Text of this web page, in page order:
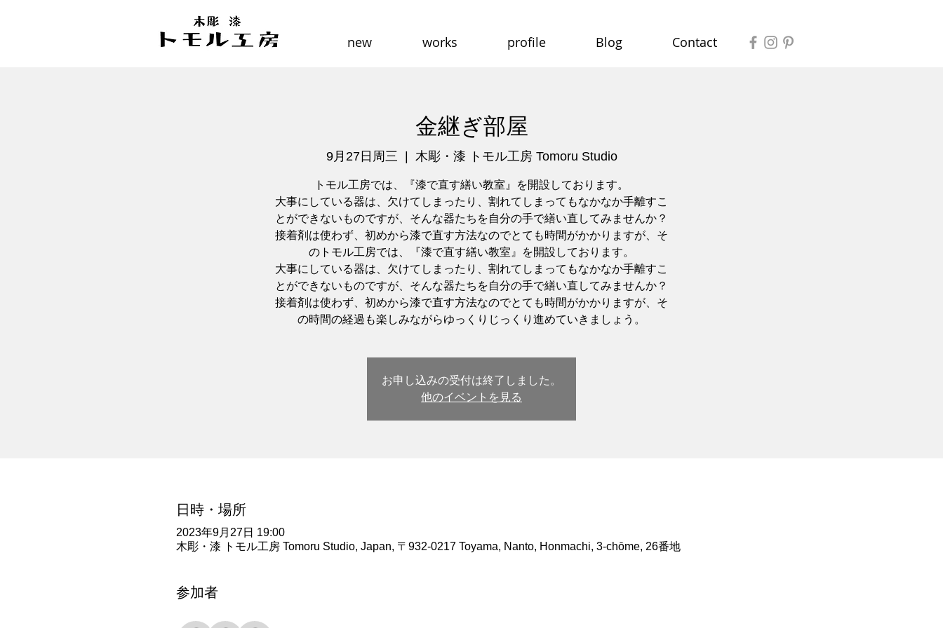
new works profile Blog Contact
金継ぎ部屋
9月27日周三
  |
木彫・漆 トモル工房 Tomoru Studio
トモル工房では、『漆で直す繕い教室』を開設しております。
大事にしている器は、欠けてしまったり、割れてしまってもなかなか手離すこ
とができないものですが、そんな器たちを自分の手で繕い直してみませんか？
接着剤は使わず、初めから漆で直す方法なのでとても時間がかかりますが、そ
のトモル工房では、『漆で直す繕い教室』を開設しております。
大事にしている器は、欠けてしまったり、割れてしまってもなかなか手離すこ
とができないものですが、そんな器たちを自分の手で繕い直してみませんか？
接着剤は使わず、初めから漆で直す方法なのでとても時間がかかりますが、そ
の時間の経過も楽しみながらゆっくりじっくり進めていきましょう。
お申し込みの受付は終了しました。
他のイベントを見る
日時・場所
2023年9月27日 19:00
木彫・漆 トモル工房 Tomoru Studio, Japan, 〒932-0217 Toyama, Nanto, Honmachi, 3-chōme, 26番地
参加者